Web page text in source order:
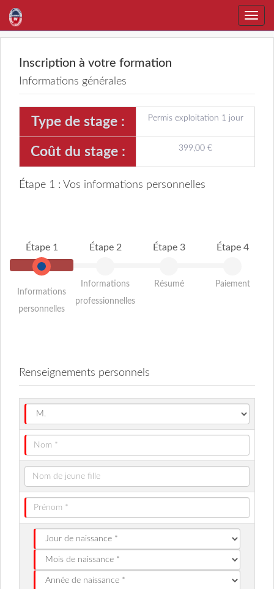
Toggle
Inscription à votre formation
Informations générales
Type de stage : Permis exploitation 1 jour
Coût du stage : 399,00 €
Étape 1 : Vos informations personnelles
Étape 1
Informations
personnelles
Étape 2
Informations
professionnelles
Étape 3
Résumé
Étape 4
Paiement
Renseignements personnels